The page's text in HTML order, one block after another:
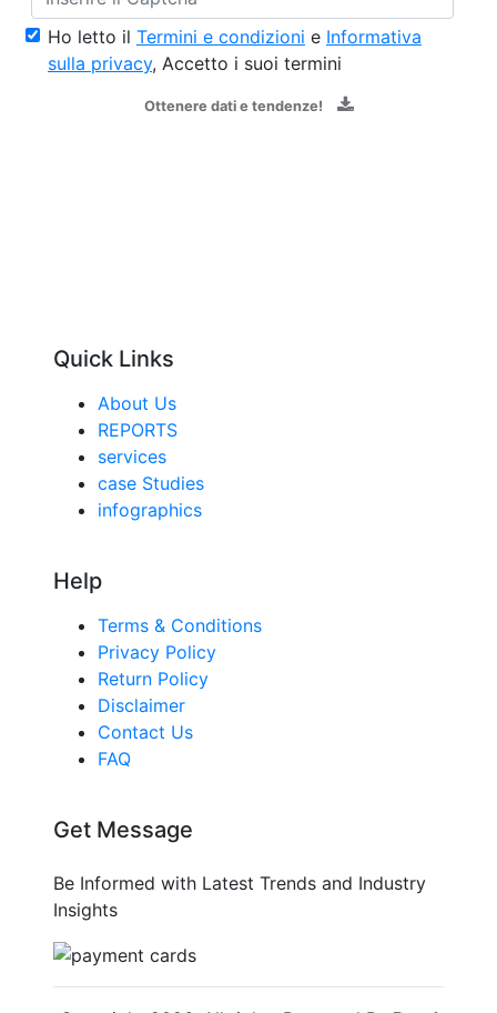
Ho letto il Termini e condizioni e Informativa
sulla privacy, Accetto i suoi termini
Ottenere dati e tendenze!
Quick Links
About Us
REPORTS
services
case Studies
infographics
Help
Terms & Conditions
Privacy Policy
Return Policy
Disclaimer
Contact Us
FAQ
Get Message
Be Informed with Latest Trends and Industry
Insights